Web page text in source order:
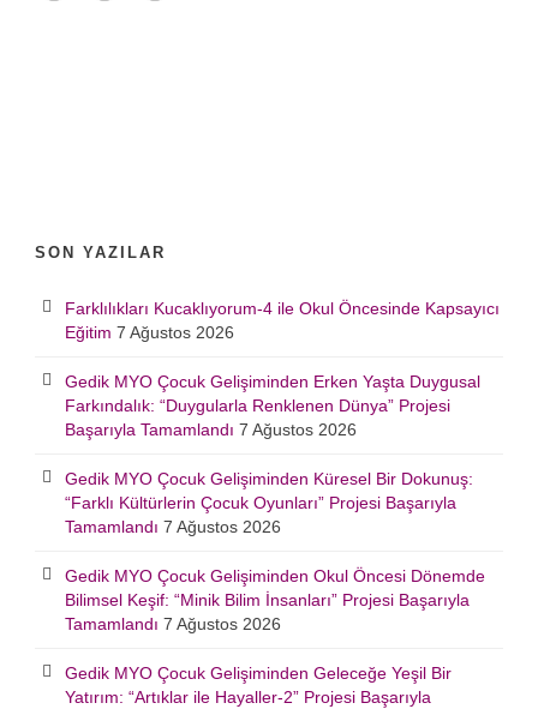
SON YAZILAR
Farklılıkları Kucaklıyorum-4 ile Okul Öncesinde Kapsayıcı
Eğitim 7 Ağustos 2026
Gedik MYO Çocuk Gelişiminden Erken Yaşta Duygusal
Farkındalık: “Duygularla Renklenen Dünya” Projesi
Başarıyla Tamamlandı 7 Ağustos 2026
Gedik MYO Çocuk Gelişiminden Küresel Bir Dokunuş:
“Farklı Kültürlerin Çocuk Oyunları” Projesi Başarıyla
Tamamlandı 7 Ağustos 2026
Gedik MYO Çocuk Gelişiminden Okul Öncesi Dönemde
Bilimsel Keşif: “Minik Bilim İnsanları” Projesi Başarıyla
Tamamlandı 7 Ağustos 2026
Gedik MYO Çocuk Gelişiminden Geleceğe Yeşil Bir
Yatırım: “Artıklar ile Hayaller-2” Projesi Başarıyla